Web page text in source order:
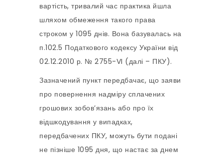
вартість, тривалий час практика йшла
шляхом обмеження такого права
строком у 1095 днів. Вона базувалась на
п.102.5 Податкового кодексу України від
02.12.2010 р. № 2755-VI (далі – ПКУ).
Зазначений пункт передбачає, що заяви
про повернення надміру сплачених
грошових зобов’язань або про їх
відшкодування у випадках,
передбачених ПКУ, можуть бути подані
не пізніше 1095 дня, що настає за днем